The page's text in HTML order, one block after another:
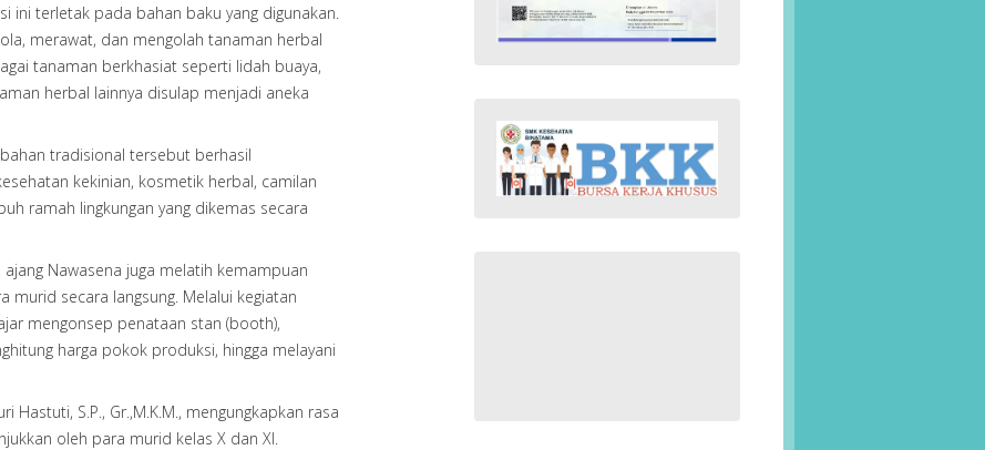
ini terletak pada bahan baku yang digunakan.
merawat, dan mengolah tanaman herbal
tanaman berkhasiat seperti lidah buaya,
herbal lainnya disulap menjadi aneka
tradisional tersebut berhasil
kekinian, kosmetik herbal, camilan
ramah lingkungan yang dikemas secara
Nawasena juga melatih kemampuan
murid secara langsung. Melalui kegiatan
mengonsep penataan stan (booth),
harga pokok produksi, hingga melayani
Hastuti, S.P., Gr.,M.K.M., mengungkapkan rasa
oleh para murid kelas X dan XI.